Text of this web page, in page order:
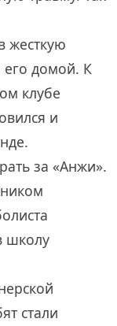
жесткую
его домой. К
клубе
и
за «Анжи».
школу
стали